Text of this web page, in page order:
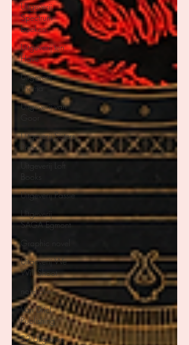
Uitgeverij
Spectrum
boeken
Uitgeverij ten
Have
Uitgeverij
Thema
Uitgeverij van
Goor
Uitgeverij Sisters
Press
Uitgeverij Loft
Uitgeverij Passie
Uitgeverij
SAGA Egmont
Graphic novel
Uitgeverij We
Will Shoot
non-fictie
Van Driel
Publishing
S2 Uitgevers